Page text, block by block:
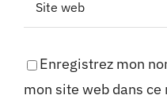
Enregistrez mon
mon site web dans